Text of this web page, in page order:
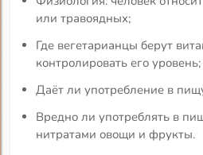
или травоядных;
Где вегетарианцы берут
контролировать его уровень;
Даёт ли употребление в
Вредно ли употреблять в
нитратами овощи и фрукты.